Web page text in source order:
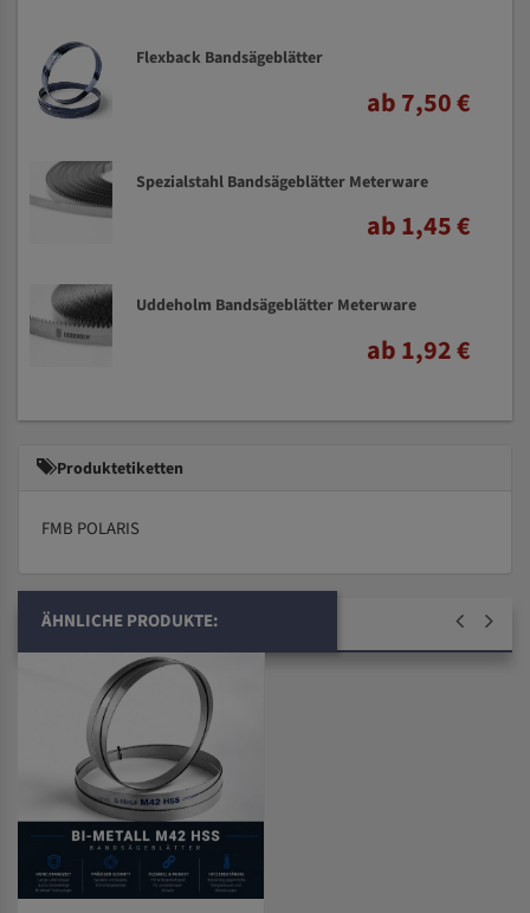
Flexback Bandsägeblätter
ab 7,50 €
Spezialstahl Bandsägeblätter Meterware
ab 1,45 €
Uddeholm Bandsägeblätter Meterware
ab 1,92 €
Produktetiketten
FMB POLARIS
ÄHNLICHE PRODUKTE: